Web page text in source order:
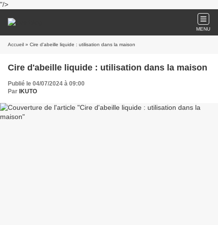
"/>
MENU
Accueil » Cire d'abeille liquide : utilisation dans la maison
Cire d'abeille liquide : utilisation dans la maison
Publié le 04/07/2024 à 09:00
Par IKUTO